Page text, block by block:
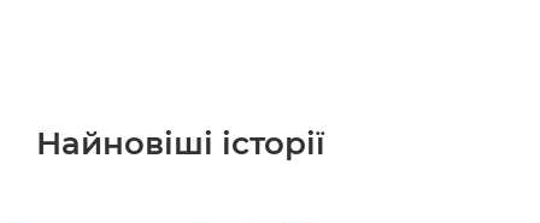
Найновіші історії